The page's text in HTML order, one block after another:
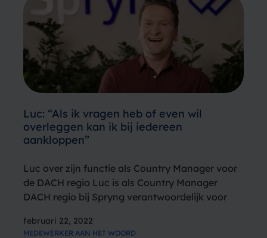
Luc: “Als ik vragen heb of even wil
overleggen kan ik bij iedereen
aankloppen”
Luc over zijn functie als Country Manager voor
de DACH regio Luc is als Country Manager
DACH regio bij Spryng verantwoordelijk voor
Oostenrijk en Zwitserland. Ook begeleidt hij de
februari 22, 2022
MEDEWERKER AAN HET WOORD